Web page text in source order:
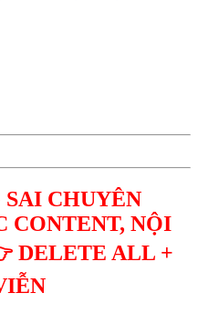
SAI CHUYÊN
CONTENT, NỘI
DELETE ALL +